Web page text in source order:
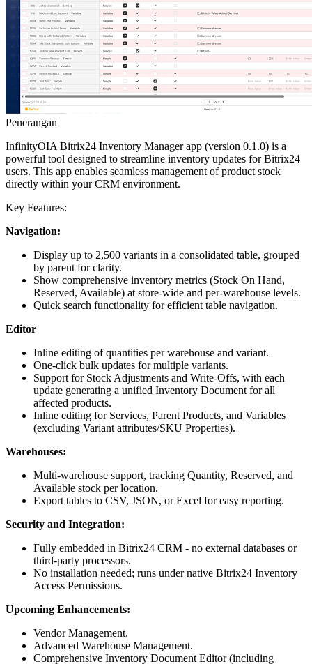
Penerangan
InfinityOIA Bitrix24 Inventory Manager app (version 0.1.0) is a
powerful tool designed to streamline inventory updates for Bitrix24
users. This app enables seamless management of product stock
directly within your CRM environment.
Key Features:
Navigation:
Display up to 2,500 variants in a consolidated table, grouped
by parent for clarity.
Show comprehensive inventory metrics (Stock On Hand,
Reserved, Available) at store-wide and per-warehouse levels.
Quick search functionality for efficient table navigation.
Editor
Inline editing of quantities per warehouse and variant.
One-click bulk updates for multiple variants.
Support for Stock Adjustments and Write-Offs, with each
update generating a unified Inventory Document for all
affected products.
Inline editing for Services, Parent Products, and Variables
(excluding Variant attributes/SKU Properties).
Warehouses:
Multi-warehouse support, tracking Quantity, Reserved, and
Available stock per location.
Export tables to CSV, JSON, or Excel for easy reporting.
Security and Integration:
Fully embedded in Bitrix24 CRM - no external databases or
third-party processors.
No installation needed; runs under native Bitrix24 Inventory
Access Permissions.
Upcoming Enhancements:
Vendor Management.
Advanced Warehouse Management.
Comprehensive Inventory Document Editor (including